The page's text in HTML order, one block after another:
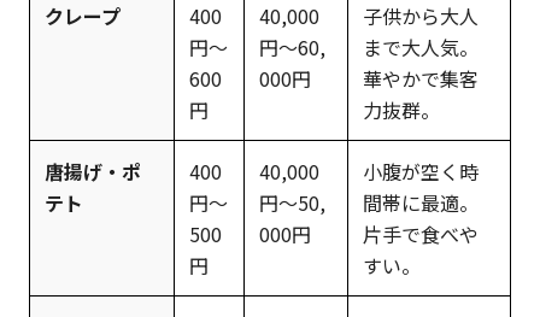
クレープ
400
円〜
600
円
40,000
円〜60,
000円
子供から大人
まで大人気。
華やかで集客
力抜群。
唐揚げ・ポ
テト
400
円〜
500
円
40,000
円〜50,
000円
小腹が空く時
間帯に最適。
片手で食べや
すい。